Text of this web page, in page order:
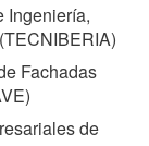
Ingeniería,
TECNIBERIA)
Fachadas
)
de